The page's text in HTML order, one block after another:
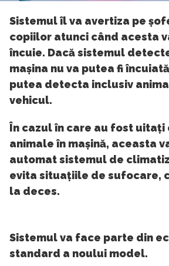
Sistemul îl va avertiza pe
copiilor atunci când acesta
încuie. Dacă sistemul
mașina nu va putea fi
putea detecta inclusiv
vehicul.
În cazul în care au fost uitați
animale în mașină, aceasta
automat sistemul de
evita situațiile de sufocare,
la deces.
Sistemul va face parte din
standard a noului model.